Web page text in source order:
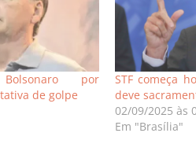
por
de golpe
STF começa
deve
02/09/2025 às
Em "Brasília"